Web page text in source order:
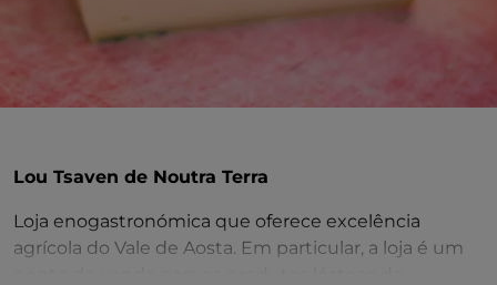
Lou Tsaven de Noutra Terra
Loja enogastronómica que oferece excelência
agrícola do Vale de Aosta. Em particular, a loja é um